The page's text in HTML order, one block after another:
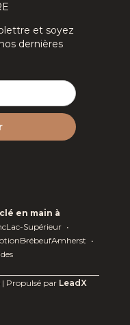
et soyez
dernières
en main à
Lac-Supérieur
BrébeufAmherst
| Propulsé par LeadX